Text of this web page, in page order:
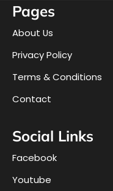
Pages
About Us
Privacy Policy
Terms & Conditions
Contact
Social Links
Facebook
Youtube